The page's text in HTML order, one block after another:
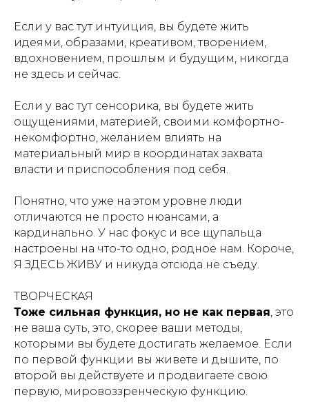
Если у вас тут интуиция, вы будете жить
идеями, образами, креативом, творением,
вдохновением, прошлым и будущим, никогда
не здесь и сейчас.
Если у вас тут сенсорика, вы будете жить
ощущениями, материей, своими комфортно-
некомфортно, желанием влиять на
материальный мир в координатах захвата
власти и приспособления под себя.
Понятно, что уже на этом уровне люди
отличаются не просто нюансами, а
кардинально. У нас фокус и все щупальца
настроены на что-то одно, родное нам. Короче,
Я ЗДЕСЬ ЖИВУ и никуда отсюда не съеду.
ТВОРЧЕСКАЯ
Тоже сильная функция, но не как первая , это
не ваша суть, это, скорее ваши методы,
которыми вы будете достигать желаемое. Если
по первой функции вы живете и дышите, по
второй вы действуете и продвигаете свою
первую, мировоззренческую функцию.